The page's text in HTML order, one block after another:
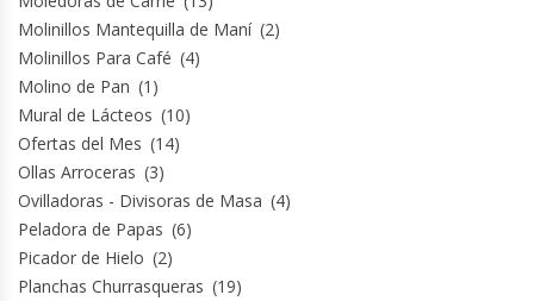
Molinillos Mantequilla de Maní (2)
Molinillos Para Café (4)
Molino de Pan (1)
Mural de Lácteos (10)
Ofertas del Mes (14)
Ollas Arroceras (3)
Ovilladoras - Divisoras de Masa (4)
Peladora de Papas (6)
Picador de Hielo (2)
Planchas Churrasqueras (19)